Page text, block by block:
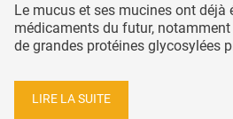
Le mucus et ses mucines ont déjà
médicaments du futur,
de grandes protéines glycosylées
LIRE LA SUITE